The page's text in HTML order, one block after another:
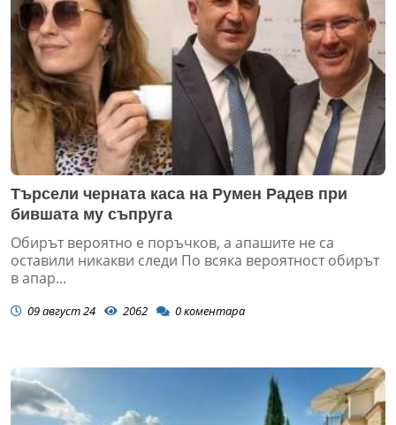
Търсели черната каса на Румен Радев при
бившата му съпруга
Обирът вероятно е поръчков, а апашите не са
оставили никакви следи По всяка вероятност обирът
в апар...
09 август 24 2062 0коментара